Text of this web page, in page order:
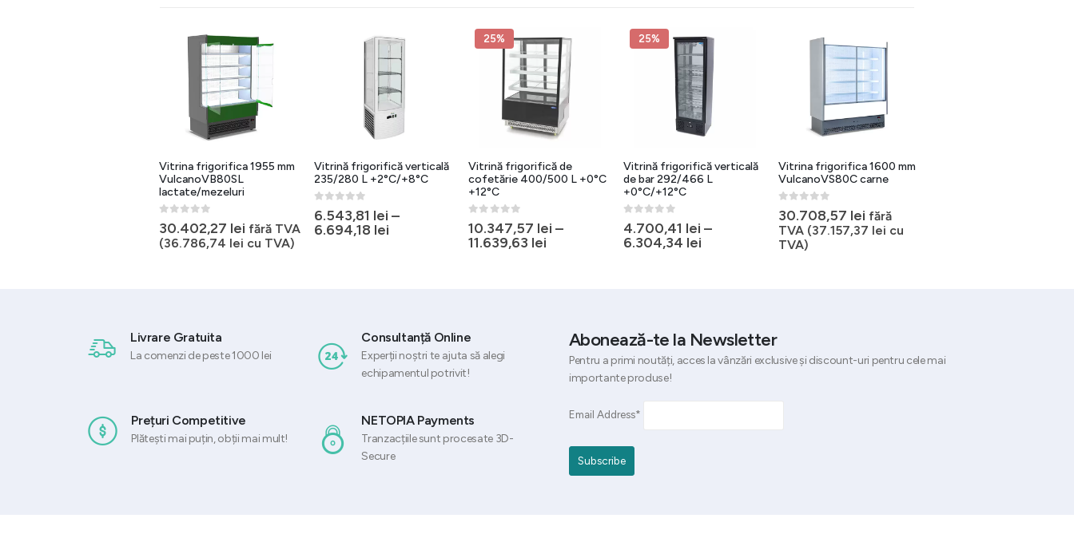
Vitrina frigorifica 1955 mm
VulcanoVB80SL
lactate/mezeluri
0out of 5
30.402,27 lei fără TVA
(36.786,74 lei cu TVA)
Vitrină frigorifică verticală
235/280 L +2°C/+8°C
0out of 5
6.543,81 lei –
6.694,18 lei
25%
Vitrină frigorifică de
cofetărie 400/500 L +0°C
+12°C
0 out of 5
10.347,57 lei –
11.639,63 lei
25%
Vitrină frigorifică verticală
de bar 292/466 L
+0°C/+12°C
0out of 5
4.700,41 lei –
6.304,34 lei
Vitrina frigorifica 1600 mm
VulcanoVS80C carne
0out of 5
30.708,57 lei fără
TVA (37.157,37 lei cu
TVA)
Livrare Gratuita
La comenzi de peste 1000 lei
Consultanță Online
Experții noștri te ajuta să alegi
echipamentul potrivit!
Prețuri Competitive
Plătești mai puțin, obții mai mult!
NETOPIA Payments
Tranzacțiile sunt procesate 3D-
Secure
Abonează-te la Newsletter
Pentru a primi noutăți, acces la vânzări exclusive și discount-uri pentru cele mai
importante produse!
Email Address*